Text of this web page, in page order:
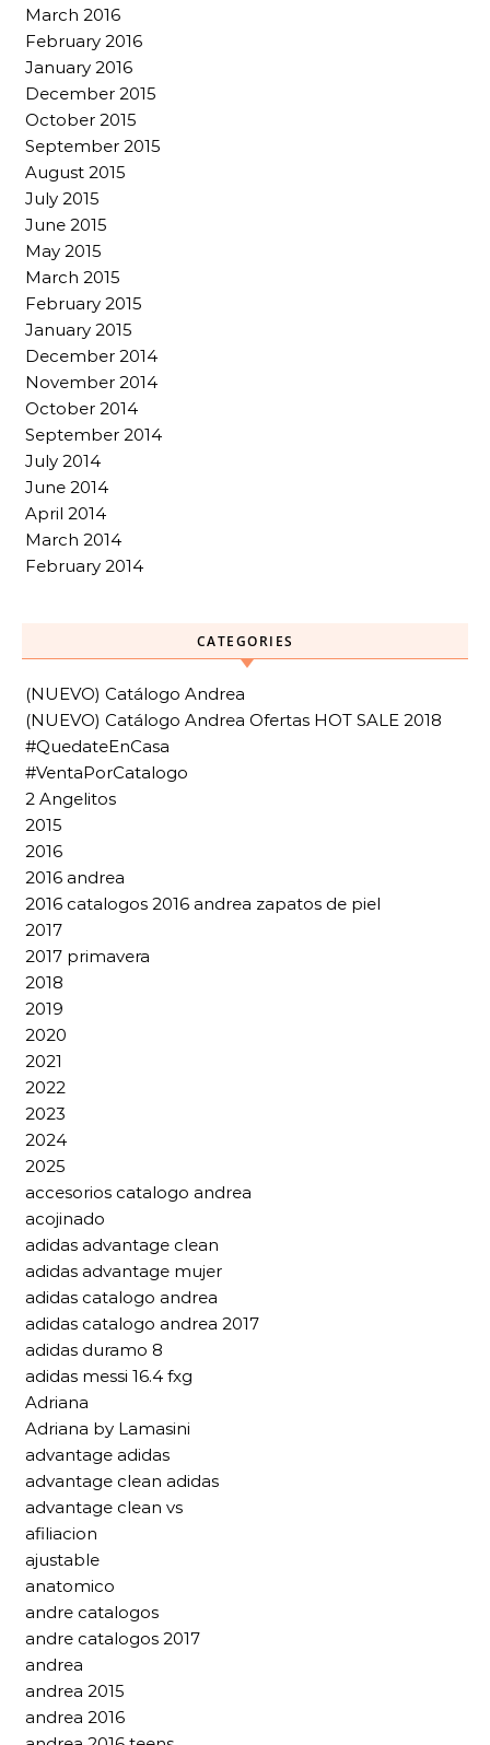
March 2016
February 2016
January 2016
December 2015
October 2015
September 2015
August 2015
July 2015
June 2015
May 2015
March 2015
February 2015
January 2015
December 2014
November 2014
October 2014
September 2014
July 2014
June 2014
April 2014
March 2014
February 2014
CATEGORIES
(NUEVO) Catálogo Andrea
(NUEVO) Catálogo Andrea Ofertas HOT SALE 2018
#QuedateEnCasa
#VentaPorCatalogo
2 Angelitos
2015
2016
2016 andrea
2016 catalogos 2016 andrea zapatos de piel
2017
2017 primavera
2018
2019
2020
2021
2022
2023
2024
2025
accesorios catalogo andrea
acojinado
adidas advantage clean
adidas advantage mujer
adidas catalogo andrea
adidas catalogo andrea 2017
adidas duramo 8
adidas messi 16.4 fxg
Adriana
Adriana by Lamasini
advantage adidas
advantage clean adidas
advantage clean vs
afiliacion
ajustable
anatomico
andre catalogos
andre catalogos 2017
andrea
andrea 2015
andrea 2016